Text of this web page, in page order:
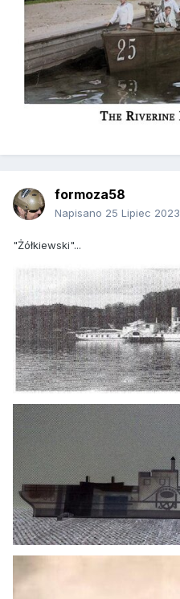
formoza58
Napisano 25 Lipiec 2023
"Żółkiewski"...